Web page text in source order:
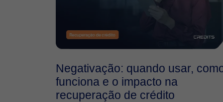
Negativação: quando usar,
funciona e o impacto na
recuperação de crédito